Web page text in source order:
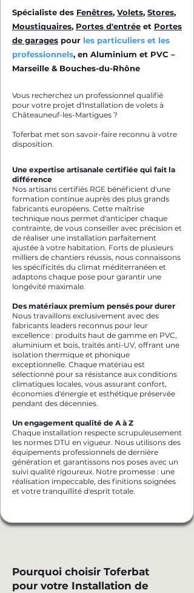
Spécialiste des Fenêtres, Volets, Stores,
Moustiquaires, Portes d'entrée et Portes
de garages pour les particuliers et les
professionnels, en Aluminium et PVC –
Marseille & Bouches-du-Rhône
Vous recherchez un professionnel qualifié
pour votre projet d'Installation de volets à
Châteauneuf-les-Martigues ?
Toferbat met son savoir-faire reconnu à votre
disposition.
Une expertise artisanale certifiée qui fait la
différence
Nos artisans certifiés RGE bénéficient d'une
formation continue auprès des plus grands
fabricants européens. Cette maîtrise
technique nous permet d'anticiper chaque
contrainte, de vous conseiller avec précision et
de réaliser une installation parfaitement
ajustée à votre habitation. Forts de plusieurs
milliers de chantiers réussis, nous connaissons
les spécificités du climat méditerranéen et
adaptons chaque pose pour garantir une
longévité maximale.
Des matériaux premium pensés pour durer
Nous travaillons exclusivement avec des
fabricants leaders reconnus pour leur
excellence : produits haut de gamme en PVC,
aluminium et bois, traités anti-UV, offrant une
isolation thermique et phonique
exceptionnelle. Chaque matériau est
sélectionné pour sa résistance aux conditions
climatiques locales, vous assurant confort,
économies d'énergie et esthétique préservée
pendant des décennies.
Un engagement qualité de A à Z
Chaque installation respecte scrupuleusement
les normes DTU en vigueur. Nous utilisons des
équipements professionnels de dernière
génération et garantissons nos poses avec un
suivi qualité rigoureux. Notre promesse : une
réalisation impeccable, des finitions soignées
et votre tranquillité d'esprit totale.
Pourquoi choisir Toferbat
pour votre Installation de